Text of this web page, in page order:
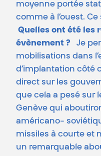
moyenne portée
comme à l’ouest.
Quelles ont été les
évènement ?
Je
mobilisations dans
d’implantation côté
direct sur les
que cela a pesé sur
Genève qui
américano-
missiles à courte et
un remarquable